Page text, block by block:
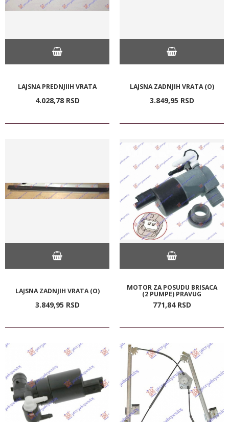
LAJSNA PREDNJIIH VRATA
4.028,78 RSD
LAJSNA ZADNJIH VRATA (O)
3.849,95 RSD
LAJSNA ZADNJIH VRATA (O)
3.849,95 RSD
MOTOR ZA POSUDU BRISACA
(2 PUMPE) PRAVUG
771,84 RSD